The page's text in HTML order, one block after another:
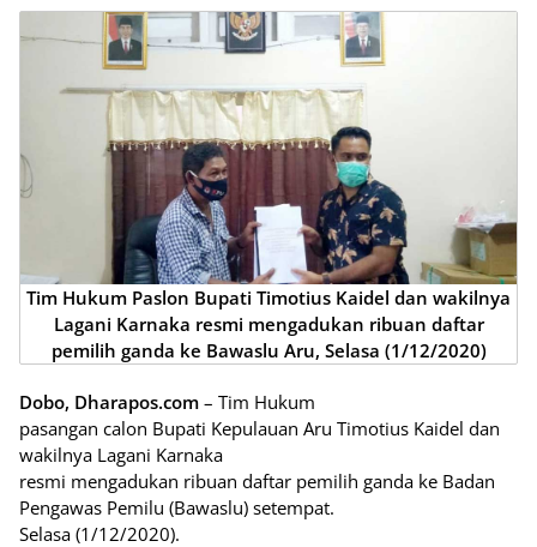
Tim Hukum Paslon Bupati Timotius Kaidel dan wakilnya
Lagani Karnaka resmi mengadukan ribuan daftar
pemilih ganda ke Bawaslu Aru, Selasa (1/12/2020)
Dobo, Dharapos.com – Tim Hukum
pasangan calon Bupati Kepulauan Aru Timotius Kaidel dan
wakilnya Lagani Karnaka
resmi mengadukan ribuan daftar pemilih ganda ke Badan
Pengawas Pemilu (Bawaslu) setempat.
Selasa (1/12/2020).